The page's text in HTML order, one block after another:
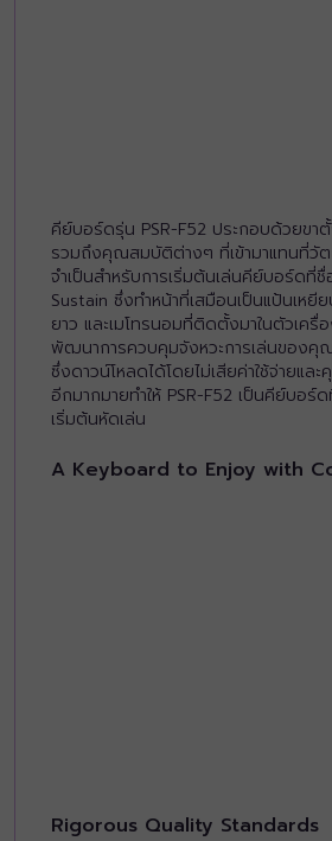
คีย์บอร์ดรุ่น PSR-F52 ประกอบด้วยขา
รวมถึงคุณสมบัติต่างๆ ที่เข้ามาแทนที่วั
จำเป็นสำหรับการเริ่มต้นเล่นคีย์บอร์ดที่
Sustain ซึ่งทำหน้าที่เสมือนเป็นแป้นเหยี
ยาว และเมโทรนอมที่ติดตั้งมาในตัวเครื่
พัฒนาการควบคุมจังหวะการเล่นของ
ซึ่งดาวน์โหลดได้โดยไม่เสียค่าใช้จ่ายแ
อีกมากมายทำให้ PSR-F52 เป็นคีย์บอร์ด
เริ่มต้นหัดเล่น
A Keyboard to Enjoy with
Rigorous Quality Standards